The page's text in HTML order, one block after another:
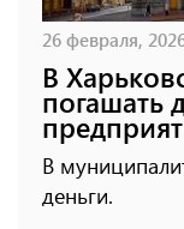
26 февраля,
В
погашать
В
деньги.